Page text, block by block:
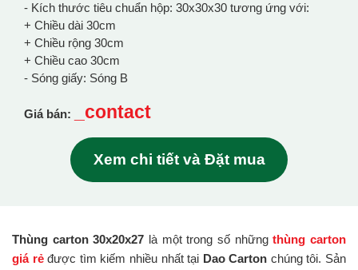
- Kích thước tiêu chuẩn hộp: 30x30x30 tương ứng với:
+ Chiều dài 30cm
+ Chiều rộng 30cm
+ Chiều cao 30cm
- Sóng giấy: Sóng B
Giá bán: _contact
Xem chi tiết và Đặt mua
Thùng carton 30x20x27 là một trong số nhữngthùng carton
giá rẻđược tìm kiếm nhiều nhất tại Dao Carton chúng tôi. Sản